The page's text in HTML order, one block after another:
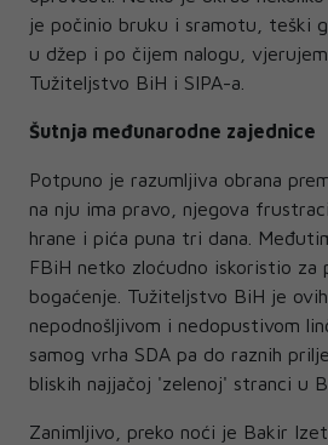
je počinio bruku i sramotu, teški
u džep i po čijem nalogu,
Tužiteljstvo BiH i SIPA-a.
Šutnja međunarodne zajednice
Potpuno je razumljiva obrana
na nju ima pravo, njegova
hrane i pića puna tri dana.
FBiH netko zloćudno iskoristio za
bogaćenje. Tužiteljstvo BiH je
nepodnošljivom i nedopustivom
samog vrha SDA pa do raznih
bliskih najjačoj 'zelenoj' stranci u
Zanimljivo, preko noći je Bakir